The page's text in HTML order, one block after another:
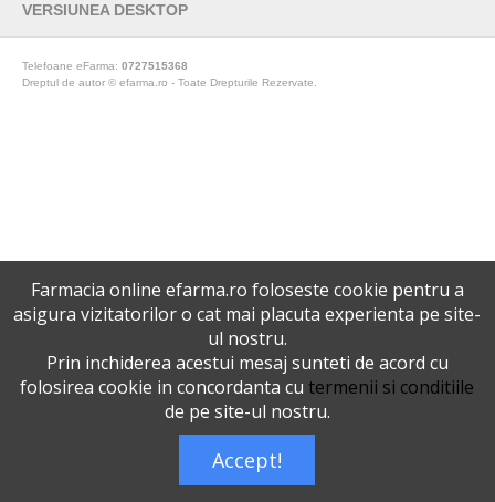
VERSIUNEA DESKTOP
Telefoane eFarma: 0727515368
Dreptul de autor © efarma.ro - Toate Drepturile Rezervate.
Farmacia online efarma.ro foloseste cookie pentru a
asigura vizitatorilor o cat mai placuta experienta pe site-
ul nostru.
Prin inchiderea acestui mesaj sunteti de acord cu
folosirea cookie in concordanta cu termenii si conditiile
de pe site-ul nostru.
Accept!